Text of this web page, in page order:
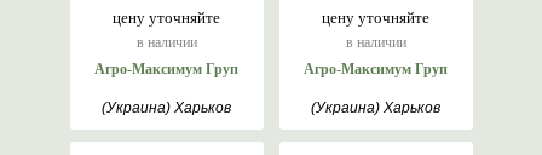
цену уточняйте
в наличии
Агро-Максимум Груп
(Украина) Харьков
цену уточняйте
в наличии
Агро-Максимум Груп
(Украина) Харьков